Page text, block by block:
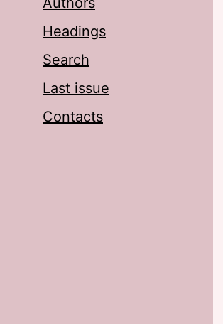
Headings
Search
Last issue
Contacts